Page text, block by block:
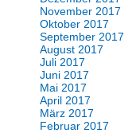
November 2017
Oktober 2017
September 2017
August 2017
Juli 2017
Juni 2017
Mai 2017
April 2017
März 2017
Februar 2017